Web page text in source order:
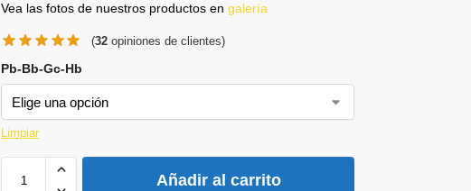
Vea las fotos de nuestros productos engalería
(32opiniones de clientes)
Pb-Bb-Gc-Hb
Limpiar
Añadir al carrito